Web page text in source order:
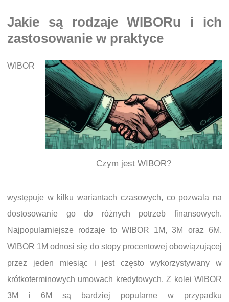
Jakie są rodzaje WIBORu i ich
zastosowanie w praktyce
Czym jest WIBOR?
WIBOR
występuje w kilku wariantach czasowych, co pozwala na
dostosowanie go do różnych potrzeb finansowych.
Najpopularniejsze rodzaje to WIBOR 1M, 3M oraz 6M.
WIBOR 1M odnosi się do stopy procentowej obowiązującej
przez jeden miesiąc i jest często wykorzystywany w
krótkoterminowych umowach kredytowych. Z kolei WIBOR
3M i 6M są bardziej popularne w przypadku